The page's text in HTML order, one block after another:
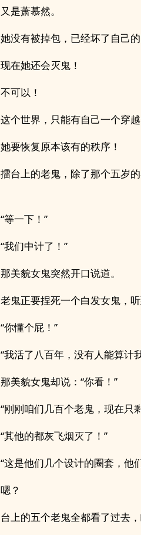
又是萧慕然。
她没有被掉包，已经坏了自己的
现在她还会灭鬼！
不可以！
这个世界，只能有自己一个穿越
她要恢复原本该有的秩序！
擂台上的老鬼，除了那个五岁
“等一下！”
“我们中计了！”
那美貌女鬼突然开口说道。
老鬼正要捏死一个白发女鬼，
“你懂个屁！”
“我活了八百年，没有人能算计
那美貌女鬼却说：“你看！”
“刚刚咱们几百个老鬼，现在只
“其他的都灰飞烟灭了！”
“这是他们几个设计的圈套，他
嗯？
台上的五个老鬼全都看了过去，